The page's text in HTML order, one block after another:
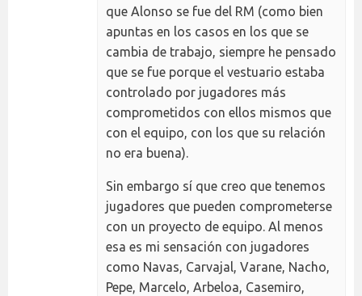
que Alonso se fue del RM (como bien
apuntas en los casos en los que se
cambia de trabajo, siempre he pensado
que se fue porque el vestuario estaba
controlado por jugadores más
comprometidos con ellos mismos que
con el equipo, con los que su relación
no era buena).
Sin embargo sí que creo que tenemos
jugadores que pueden comprometerse
con un proyecto de equipo. Al menos
esa es mi sensación con jugadores
como Navas, Carvajal, Varane, Nacho,
Pepe, Marcelo, Arbeloa, Casemiro,